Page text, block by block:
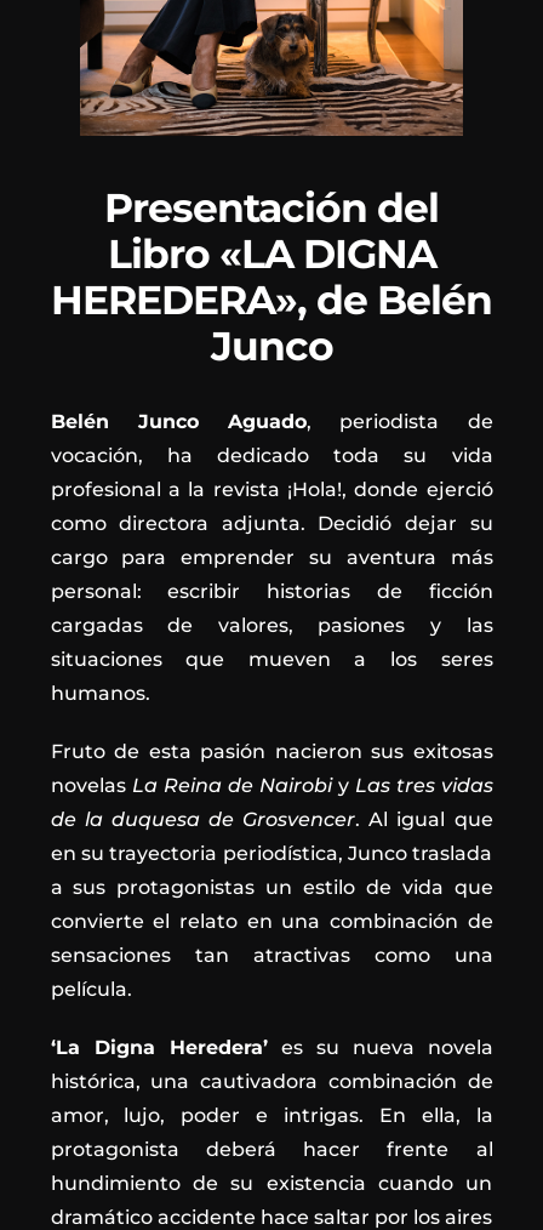
Presentación del
Libro «LA DIGNA
HEREDERA», de Belén
Junco
Belén Junco Aguado, periodista de
vocación, ha dedicado toda su vida
profesional a la revista ¡Hola!, donde ejerció
como directora adjunta. Decidió dejar su
cargo para emprender su aventura más
personal: escribir historias de ficción
cargadas de valores, pasiones y las
situaciones que mueven a los seres
humanos.
Fruto de esta pasión nacieron sus exitosas
novelas La Reina de Nairobiy Las tres vidas
de la duquesa de Grosvencer. Al igual que
en su trayectoria periodística, Junco traslada
a sus protagonistas un estilo de vida que
convierte el relato en una combinación de
sensaciones tan atractivas como una
película.
‘La Digna Heredera’es su nueva novela
histórica, una cautivadora combinación de
amor, lujo, poder e intrigas. En ella, la
protagonista deberá hacer frente al
hundimiento de su existencia cuando un
dramático accidente hace saltar por los aires